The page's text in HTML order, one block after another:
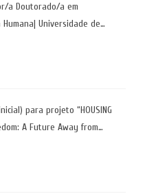
a Doutorado/a em
Universidade de
para projeto “HOUSING
A Future Away from